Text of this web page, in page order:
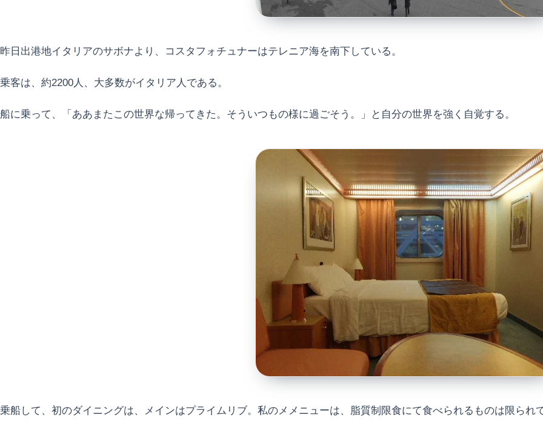
昨日出港地イタリアのサボナより、コスタフォチュナーはテレニア海を南下している。
乗客は、約2200人、大多数がイタリア人である。
船に乗って、「ああまたこの世界な帰ってきた。そういつもの様に過ごそう。」と自分の世界を強く自覚する。
乗船して、初のダイニングは、メインはプライムリブ。私のメメニューは、脂質制限食にて食べられるものは限られ